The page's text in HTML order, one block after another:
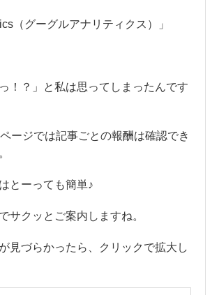
（グーグルアナリティクス）」
！？」と私は思ってしまったんです
ージでは記事ごとの報酬は確認でき
とーっても簡単♪
サクッとご案内しますね。
見づらかったら、クリックで拡大し